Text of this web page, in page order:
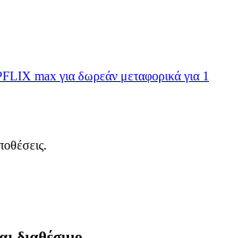
max για δωρεάν μεταφορικά για 1